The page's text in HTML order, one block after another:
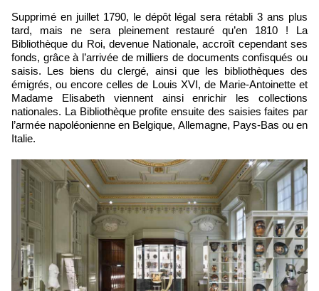
Supprimé en juillet 1790, le dépôt légal sera rétabli 3 ans plus
tard, mais ne sera pleinement restauré qu’en 1810 ! La
Bibliothèque du Roi, devenue Nationale, accroît cependant ses
fonds, grâce à l’arrivée de milliers de documents confisqués ou
saisis. Les biens du clergé, ainsi que les bibliothèques des
émigrés, ou encore celles de Louis XVI, de Marie-Antoinette et
Madame Elisabeth viennent ainsi enrichir les collections
nationales. La Bibliothèque profite ensuite des saisies faites par
l’armée napoléonienne en Belgique, Allemagne, Pays-Bas ou en
Italie.